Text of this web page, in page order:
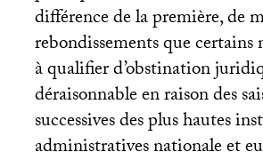
différence de la première, de
rebondissements que certains
à qualifier d’obstination
déraisonnable en raison des
successives des plus hautes
administratives nationale et